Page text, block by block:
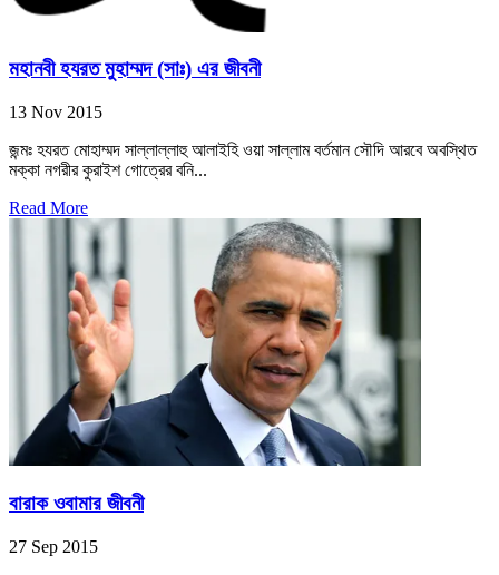
মহানবী হযরত মুহাম্মদ (সাঃ) এর জীবনী
13 Nov 2015
জন্মঃ হযরত মোহাম্মদ সাল্লাল্লাহু আলাইহি ওয়া সাল্লাম বর্তমান সৌদি আরবে অবস্থিত
মক্কা নগরীর কুরাইশ গোত্রের বনি...
Read More
বারাক ওবামার জীবনী
27 Sep 2015